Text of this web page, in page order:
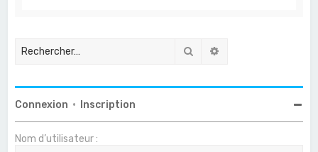
Rechercher
Connexion • Inscription
Nom d’utilisateur :